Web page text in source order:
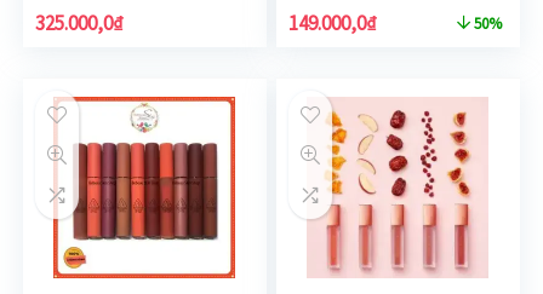
325.000,0₫ 149.000,0₫ 50%